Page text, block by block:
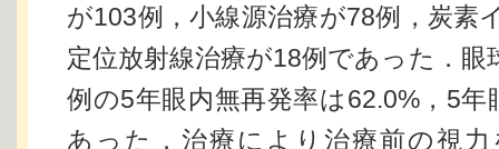
が103例，小線源治療が78例，炭素
定位放射線治療が18例であった．眼
例の5年眼内無再発率は62.0%，5年
あった．治療により治療前の視